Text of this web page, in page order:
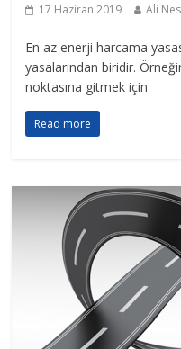
17 Haziran 2019 Ali
En az enerji harcama
yasalarından biridir.
noktasına gitmek için
Read more